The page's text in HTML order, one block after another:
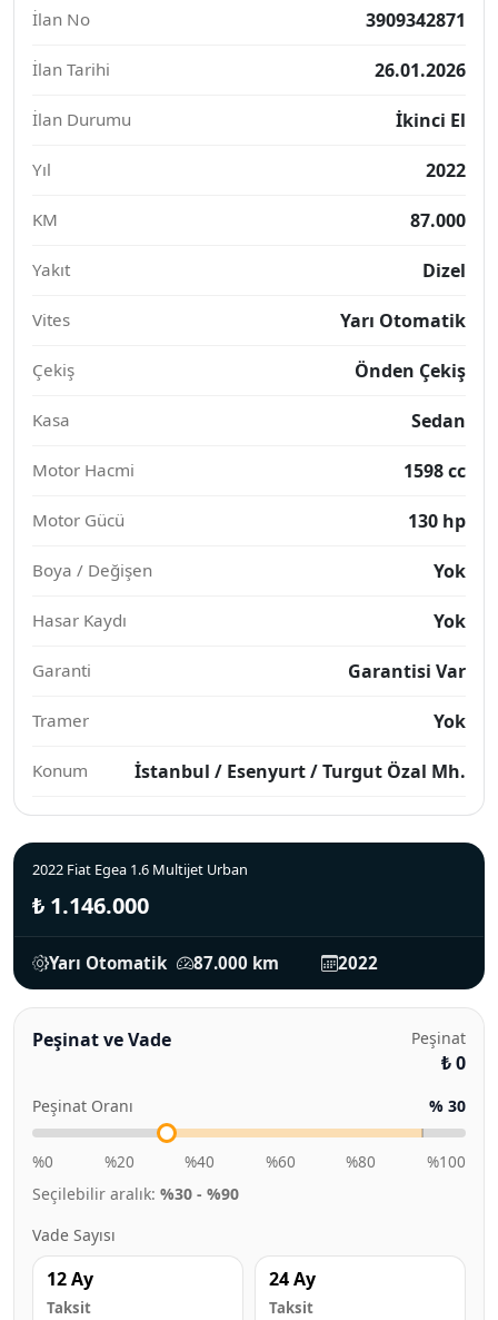
İlan No 3909342871
İlan Tarihi 26.01.2026
İlan Durumu İkinci El
Yıl 2022
KM 87.000
Yakıt Dizel
Vites Yarı Otomatik
Çekiş Önden Çekiş
Kasa Sedan
Motor Hacmi 1598 cc
Motor Gücü 130 hp
Boya / Değişen Yok
Hasar Kaydı Yok
Garanti Garantisi Var
Tramer Yok
Konum İstanbul / Esenyurt / Turgut Özal Mh.
2022 Fiat Egea 1.6 Multijet Urban
₺ 1.146.000
Yarı Otomatik 87.000 km 2022
Peşinat ve Vade Peşinat
₺ 0
Peşinat Oranı % 30
%0 %20 %40 %60 %80
%100
Seçilebilir aralık: %30 - %90
Vade Sayısı
12 Ay
Taksit
24 Ay
Taksit